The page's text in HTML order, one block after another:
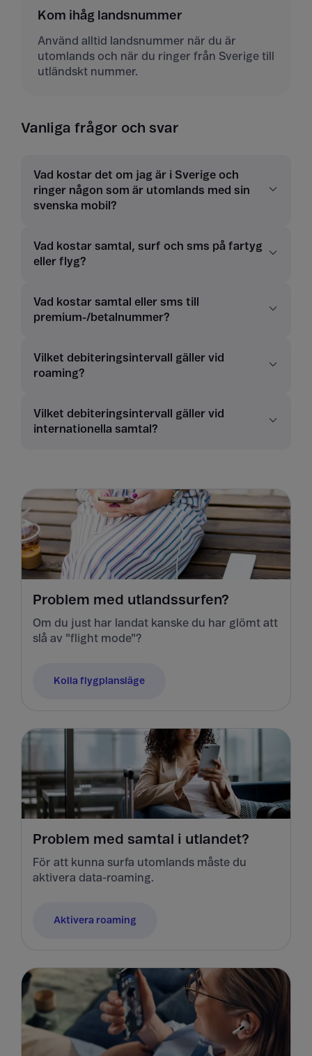
Kom ihåg landsnummer
Använd alltid landsnummer när du är
utomlands och när du ringer från Sverige till
utländskt nummer.
Vanliga frågor och svar
Vad kostar det om jag är i Sverige och
ringer någon som är utomlands med sin
svenska mobil?
Vad kostar samtal, surf och sms på fartyg
eller flyg?
Vad kostar samtal eller sms till
premium-/betalnummer?
Vilket debiteringsintervall gäller vid
roaming?
Vilket debiteringsintervall gäller vid
internationella samtal?
Problem med utlandssurfen?
Om du just har landat kanske du har glömt att
slå av "flight mode"?
Kolla flygplansläge
Problem med samtal i utlandet?
För att kunna surfa utomlands måste du
aktivera data-roaming.
Aktivera roaming